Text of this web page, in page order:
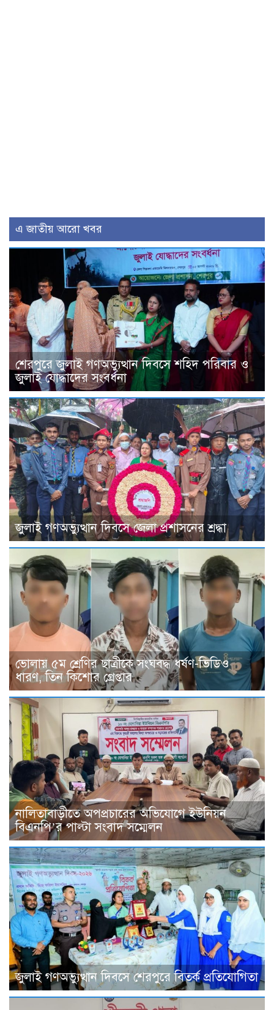
এ জাতীয় আরো খবর
শেরপুরে জুলাই গণঅভ্যুত্থান দিবসে শহিদ পরিবার ও
জুলাই যোদ্ধাদের সংবর্ধনা
জুলাই গণঅভ্যুত্থান দিবসে জেলা প্রশাসনের শ্রদ্ধা
ভোলায় ৫ম শ্রেণির ছাত্রীকে সংঘবদ্ধ ধর্ষণ-ভিডিও
ধারণ, তিন কিশোর গ্রেপ্তার
নালিতাবাড়ীতে অপপ্রচারের অভিযোগে ইউনিয়ন
বিএনপি’র পাল্টা সংবাদ সম্মেলন
জুলাই গণঅভ্যুত্থান দিবসে শেরপুরে বিতর্ক প্রতিযোগিতা